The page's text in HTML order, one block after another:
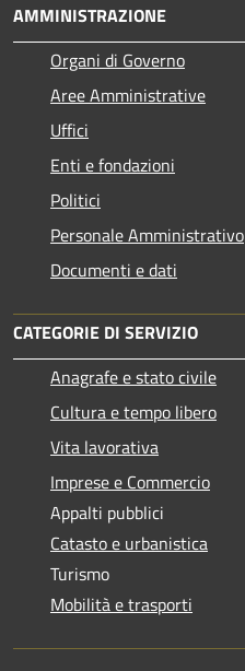
AMMINISTRAZIONE
Organi di Governo
Aree Amministrative
Uffici
Enti e fondazioni
Politici
Personale Amministrativo
Documenti e dati
CATEGORIE DI SERVIZIO
Anagrafe e stato civile
Cultura e tempo libero
Vita lavorativa
Imprese e Commercio
Appalti pubblici
Catasto e urbanistica
Turismo
Mobilità e trasporti